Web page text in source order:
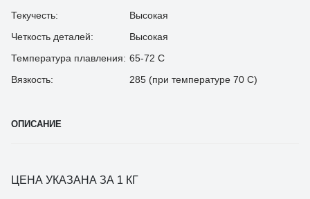
Текучесть:
Высокая
Четкость деталей:
Высокая
Температура плавления: 65-72 С
Вязкость:
285 (при температуре 70 С)
ОПИСАНИЕ
ЦЕНА УКАЗАНА ЗА 1 КГ